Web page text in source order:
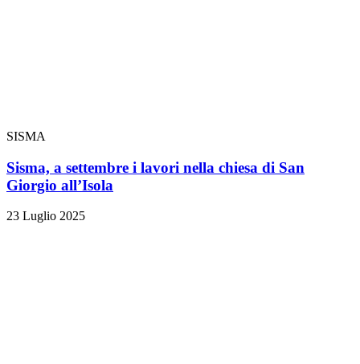
SISMA
Sisma, a settembre i lavori nella chiesa di San
Giorgio all’Isola
23 Luglio 2025